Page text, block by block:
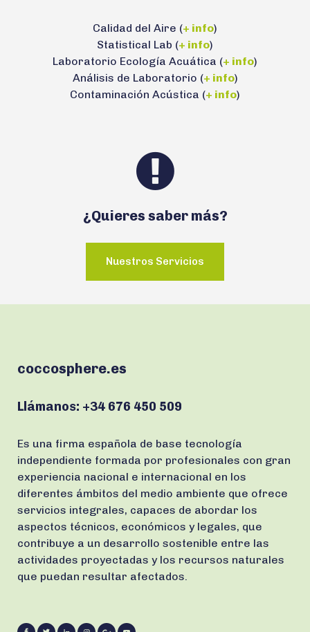
Calidad del Aire (+ info)
Statistical Lab (+ info)
Laboratorio Ecología Acuática (+ info)
Análisis de Laboratorio (+ info)
Contaminación Acústica (+ info)
¿Quieres saber más?
Nuestros Servicios
coccosphere.es
Llámanos: +34 676 450 509
Es una firma española de base tecnología
independiente formada por profesionales con gran
experiencia nacional e internacional en los
diferentes ámbitos del medio ambiente que ofrece
servicios integrales, capaces de abordar los
aspectos técnicos, económicos y legales, que
contribuye a un desarrollo sostenible entre las
actividades proyectadas y los recursos naturales
que puedan resultar afectados.